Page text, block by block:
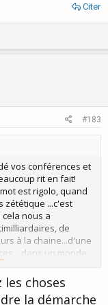
Citer
#183
vos conférences et
rit en fait!
est rigolo, quand
zététique ...c'est
cela nous a
de
à la chaine...d'une
un monde
chimiques! ouah
les choses
la démarche